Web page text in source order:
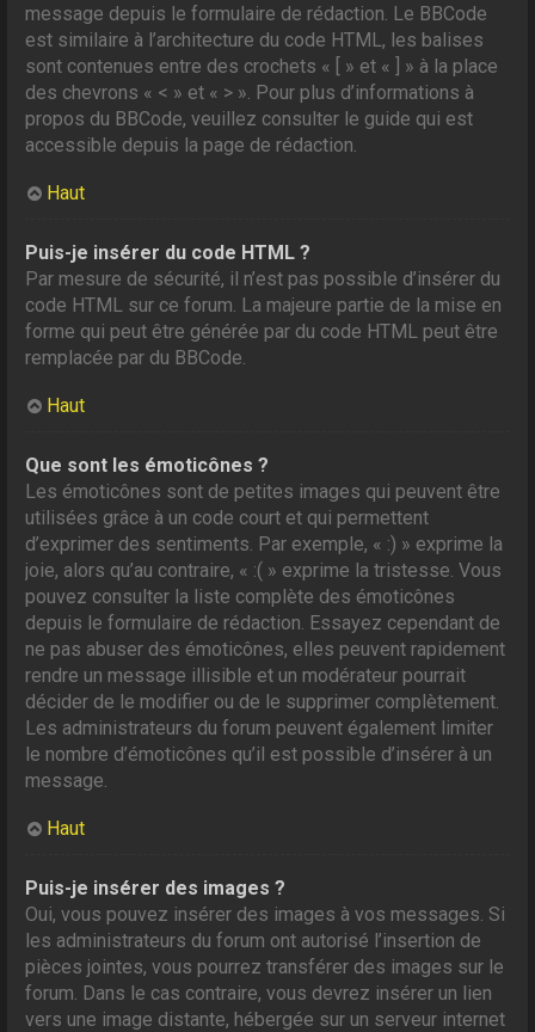
message depuis le formulaire de rédaction. Le BBCode
est similaire à l’architecture du code HTML, les balises
sont contenues entre des crochets « [ » et « ] » à la place
des chevrons « < » et « > ». Pour plus d’informations à
propos du BBCode, veuillez consulter le guide qui est
accessible depuis la page de rédaction.
Haut
Puis-je insérer du code HTML ?
Par mesure de sécurité, il n’est pas possible d’insérer du
code HTML sur ce forum. La majeure partie de la mise en
forme qui peut être générée par du code HTML peut être
remplacée par du BBCode.
Haut
Que sont les émoticônes ?
Les émoticônes sont de petites images qui peuvent être
utilisées grâce à un code court et qui permettent
d’exprimer des sentiments. Par exemple, « :) » exprime la
joie, alors qu’au contraire, « :( » exprime la tristesse. Vous
pouvez consulter la liste complète des émoticônes
depuis le formulaire de rédaction. Essayez cependant de
ne pas abuser des émoticônes, elles peuvent rapidement
rendre un message illisible et un modérateur pourrait
décider de le modifier ou de le supprimer complètement.
Les administrateurs du forum peuvent également limiter
le nombre d’émoticônes qu’il est possible d’insérer à un
message.
Haut
Puis-je insérer des images ?
Oui, vous pouvez insérer des images à vos messages. Si
les administrateurs du forum ont autorisé l’insertion de
pièces jointes, vous pourrez transférer des images sur le
forum. Dans le cas contraire, vous devrez insérer un lien
vers une image distante, hébergée sur un serveur internet